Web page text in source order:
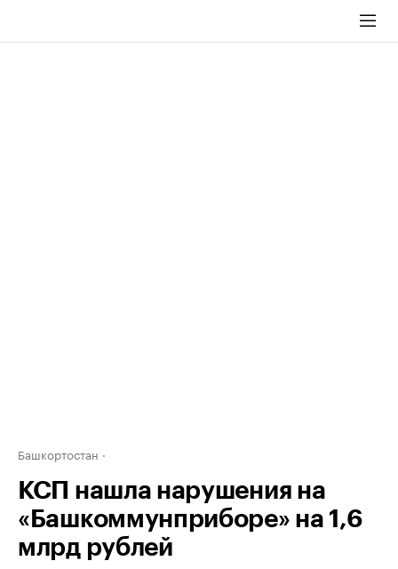
Башкортостан
КСП нашла нарушения на
«Башкоммунприборе» на 1,6
млрд рублей